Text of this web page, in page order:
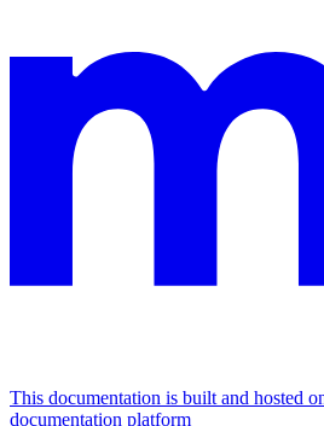
This documentation is built and hosted
documentation platform